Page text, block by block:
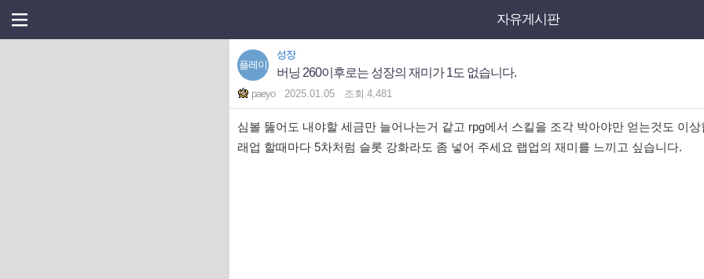
자유게시판
플레이
성장
버닝 260이후로는 성장의 재미가 1도 없습니다.
paeyo 2025.01.05 조회 4,481
심볼 뚫어도 내야할 세금만 늘어나는거 같고 rpg에서 스킬을 조각 박아야만 얻는것도 이상
래업 할때마다 5차처럼 슬롯 강화라도 좀 넣어 주세요 랩업의 재미를 느끼고 싶습니다.